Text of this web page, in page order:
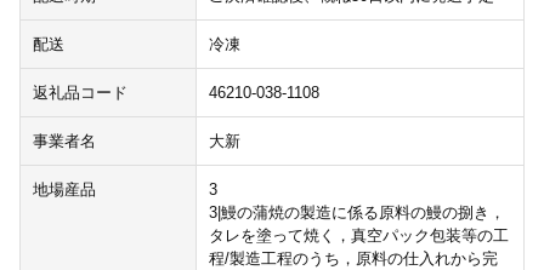
配送 冷凍
返礼品コード 46210-038-1108
事業者名 大新
地場産品
3
3|鰻の蒲焼の製造に係る原料の鰻の捌き，
タレを塗って焼く，真空パック包装等の工
程/製造工程のうち，原料の仕入れから完